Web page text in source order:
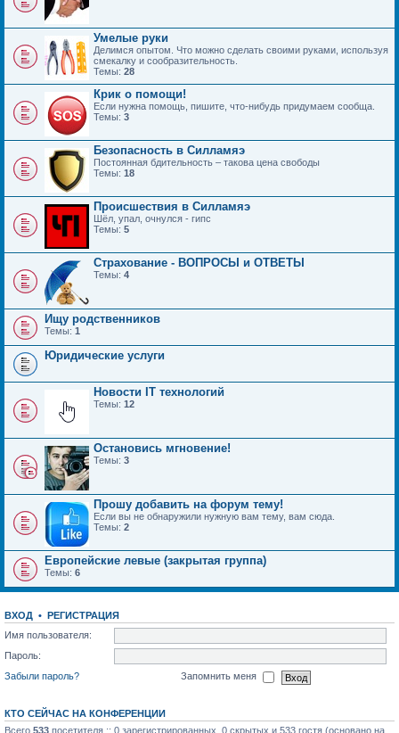
Умелые руки
Делимся опытом. Что можно сделать своими руками, используя
смекалку и сообразительность.
Темы: 28
Крик о помощи!
Если нужна помощь, пишите, что-нибудь придумаем сообща.
Темы: 3
Безопасность в Силламяэ
Постоянная бдительность – такова цена свободы
Темы: 18
Происшествия в Силламяэ
Шёл, упал, очнулся - гипс
Темы: 5
Страхование - ВОПРОСЫ и ОТВЕТЫ
Темы: 4
Ищу родственников
Темы: 1
Юридические услуги
Новости IT технологий
Темы: 12
Остановись мгновение!
Темы: 3
Прошу добавить на форум тему!
Если вы не обнаружили нужную вам тему, вам сюда.
Темы: 2
Европейские левые (закрытая группа)
Темы: 6
ВХОД • РЕГИСТРАЦИЯ
Имя пользователя:
Пароль:
Забыли пароль?
Запомнить меня
КТО СЕЙЧАС НА КОНФЕРЕНЦИИ
Всего 533 посетителя :: 0 зарегистрированных, 0 скрытых и 533 гостя (основано на